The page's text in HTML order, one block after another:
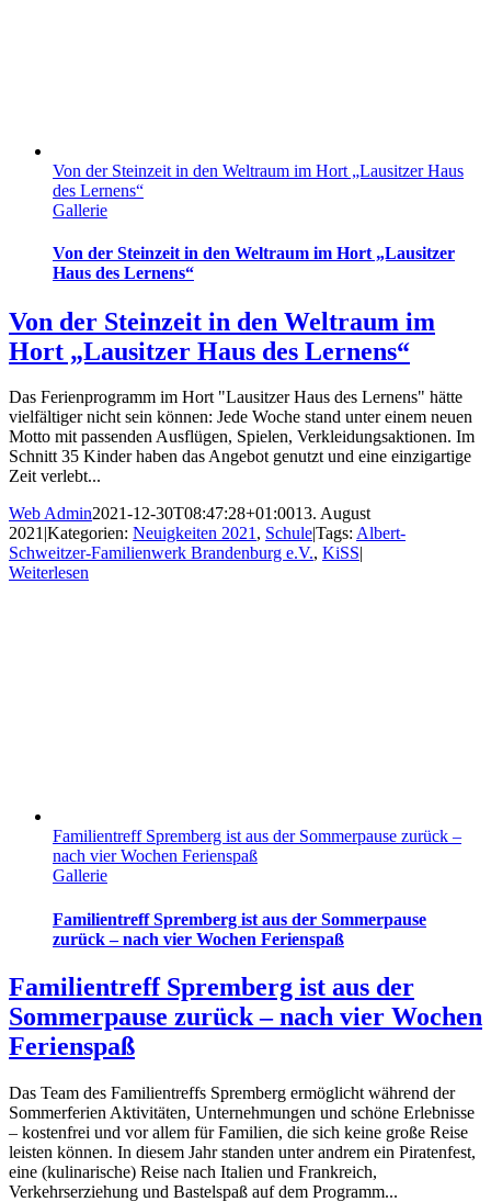
Von der Steinzeit in den Weltraum im Hort „Lausitzer Haus
des Lernens“
Gallerie
Von der Steinzeit in den Weltraum im Hort „Lausitzer
Haus des Lernens“
Von der Steinzeit in den Weltraum im
Hort „Lausitzer Haus des Lernens“
Das Ferienprogramm im Hort "Lausitzer Haus des Lernens" hätte
vielfältiger nicht sein können: Jede Woche stand unter einem neuen
Motto mit passenden Ausflügen, Spielen, Verkleidungsaktionen. Im
Schnitt 35 Kinder haben das Angebot genutzt und eine einzigartige
Zeit verlebt...
Web Admin2021-12-30T08:47:28+01:0013. August
2021|Kategorien: Neuigkeiten 2021, Schule|Tags: Albert-
Schweitzer-Familienwerk Brandenburg e.V., KiSS|
Weiterlesen
Familientreff Spremberg ist aus der Sommerpause zurück –
nach vier Wochen Ferienspaß
Gallerie
Familientreff Spremberg ist aus der Sommerpause
zurück – nach vier Wochen Ferienspaß
Familientreff Spremberg ist aus der
Sommerpause zurück – nach vier Wochen
Ferienspaß
Das Team des Familientreffs Spremberg ermöglicht während der
Sommerferien Aktivitäten, Unternehmungen und schöne Erlebnisse
– kostenfrei und vor allem für Familien, die sich keine große Reise
leisten können. In diesem Jahr standen unter andrem ein Piratenfest,
eine (kulinarische) Reise nach Italien und Frankreich,
Verkehrserziehung und Bastelspaß auf dem Programm...